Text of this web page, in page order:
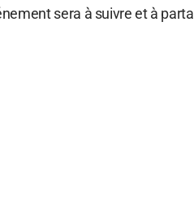
sera à suivre et à